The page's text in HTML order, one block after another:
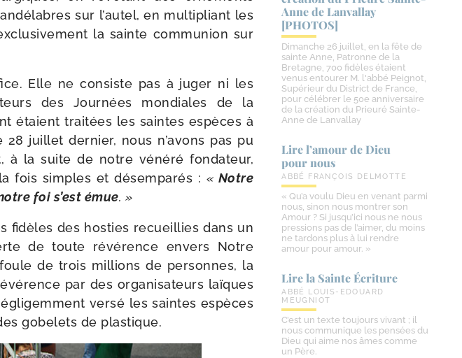
sur l’autel, en mul­ti­pliant les
la sainte com­mu­nion sur
Elle ne consiste pas à juger ni les
des Journées mon­diales de la
étaient trai­tées les saintes espèces à
28 juillet der­nier, nous n’avons pas pu
à la suite de notre véné­ré fon­da­teur,
fois simples et désem­pa­rés : « Notre
foi s’est émue. »
fidèles des hos­ties recueillies dans un
de toute révé­rence envers Notre
de trois mil­lions de per­sonnes, la
par des orga­ni­sa­teurs laïques
ver­sé les saintes espèces
gobe­lets de plastique.
Anne de Lanvallay
[PHOTOS]
Dimanche 26 juillet, en la fête de
sainte Anne, Patronne de la
Bretagne, 700 fidèles étaient
venus entourer M. l'abbé Peignot,
Supérieur du District de France,
pour célébrer le 50e anniversaire
de la création du Prieuré Sainte-
Anne de Lanvallay
Lire l’amour de Dieu
pour nous
ABBÉ FRANÇOIS DELMOTTE
« Qu’a voulu Dieu en venant parmi
nous, sinon nous montrer son
Amour ? Si jusqu’ici nous ne nous
pressions pas de l’aimer, du moins
ne tardons plus à lui rendre
amour pour amour. »
Lire la Sainte Écriture
ABBÉ LOUIS-EDOUARD
MEUGNIOT
C’est un texte toujours vivant ; il
nous communique les pensées du
Dieu qui aime nos âmes comme
un Père.